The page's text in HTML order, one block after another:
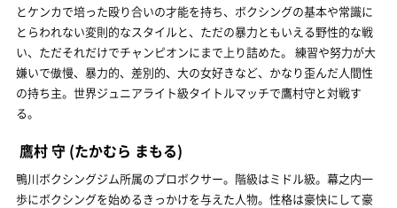
とケンカで培った殴り合いの才能を持ち、ボクシングの基本や常識に
とらわれない変則的なスタイルと、ただの暴力ともいえる野性的な戦
い、ただそれだけでチャンピオンにまで上り詰めた。 練習や努力が大
嫌いで傲慢、暴力的、差別的、大の女好きなど、かなり歪んだ人間性
の持ち主。世界ジュニアライト級タイトルマッチで鷹村守と対戦す
る。
鷹村 守 (たかむら まもる)
鴨川ボクシングジム所属のプロボクサー。階級はミドル級。幕之内一
歩にボクシングを始めるきっかけを与えた人物。性格は豪快にして豪